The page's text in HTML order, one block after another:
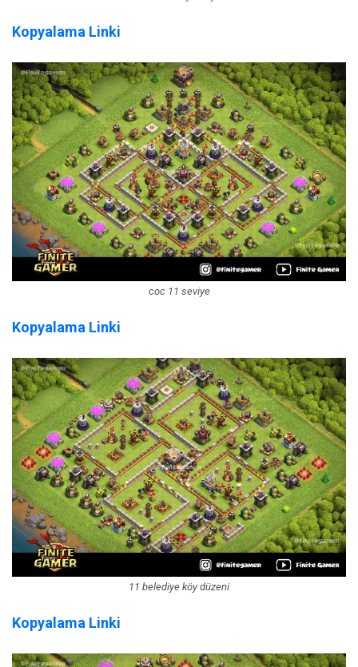
Kopyalama Linki
coc 11 seviye
Kopyalama Linki
11 belediye köy düzeni
Kopyalama Linki